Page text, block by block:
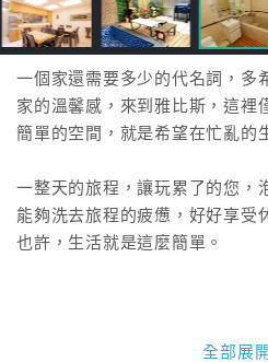
一個家還需要多少的代名詞，多
家的溫馨感，來到雅比斯，這裡
簡單的空間，就是希望在忙亂的
一整天的旅程，讓玩累了的您，
能夠洗去旅程的疲憊，好好享受
也許，生活就是這麼簡單。
全部展開